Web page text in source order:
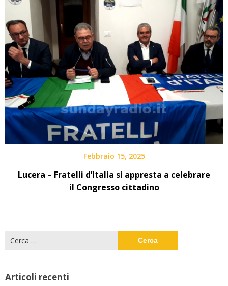
Febbraio 15, 2025
Lucera – Fratelli d’Italia si appresta a celebrare
il Congresso cittadino
per:
Articoli recenti